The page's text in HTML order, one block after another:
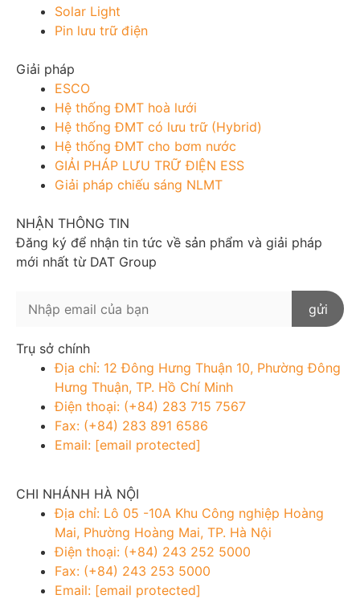
Solar Light
Pin lưu trữ điện
Giải pháp
ESCO
Hệ thống ĐMT hoà lưới
Hệ thống ĐMT có lưu trữ (Hybrid)
Hệ thống ĐMT cho bơm nước
GIẢI PHÁP LƯU TRỮ ĐIỆN ESS
Giải pháp chiếu sáng NLMT
NHẬN THÔNG TIN
Đăng ký để nhận tin tức về sản phẩm và giải pháp
mới nhất từ DAT Group
Trụ sở chính
Địa chỉ: 12 Đông Hưng Thuận 10, Phường Đông
Hưng Thuận, TP. Hồ Chí Minh
Điện thoại: (+84) 283 715 7567
Fax: (+84) 283 891 6586
Email: [email protected]
CHI NHÁNH HÀ NỘI
Địa chỉ: Lô 05 -10A Khu Công nghiệp Hoàng
Mai, Phường Hoàng Mai, TP. Hà Nội
Điện thoại: (+84) 243 252 5000
Fax: (+84) 243 253 5000
Email: [email protected]